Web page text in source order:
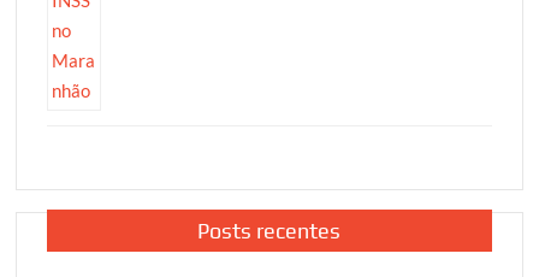
Posts recentes